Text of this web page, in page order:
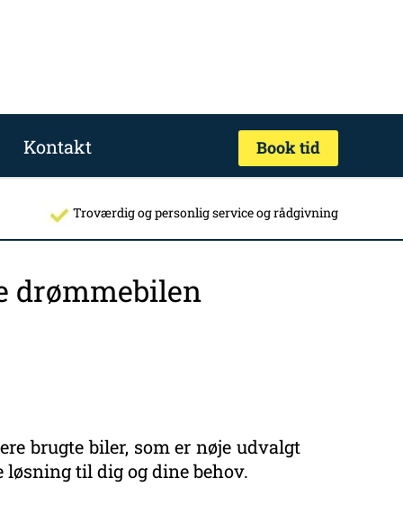
Kontakt Book tid
Troværdig og personlig service og rådgivning
drømmebilen
brugte biler, som er nøje udvalgt
til dig og dine behov.